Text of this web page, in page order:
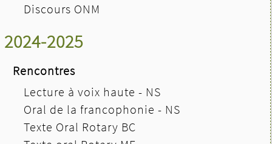
Discours ONM
2024-2025
Rencontres
Lecture à voix haute - NS
Oral de la francophonie - NS
Texte Oral Rotary BC